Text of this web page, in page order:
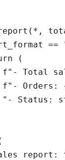
==
(
Total
Orders:
Status:
report: